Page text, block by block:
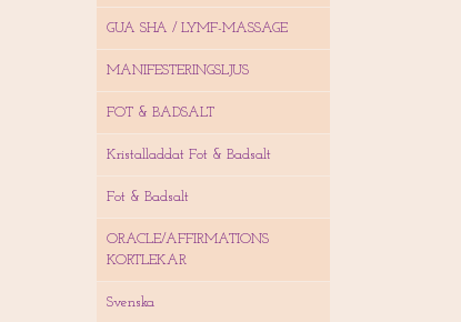
GUA SHA / LYMF-MASSAGE
MANIFESTERINGSLJUS
FOT & BADSALT
Kristalladdat Fot & Badsalt
Fot & Badsalt
ORACLE/AFFIRMATIONS
KORTLEKAR
Svenska